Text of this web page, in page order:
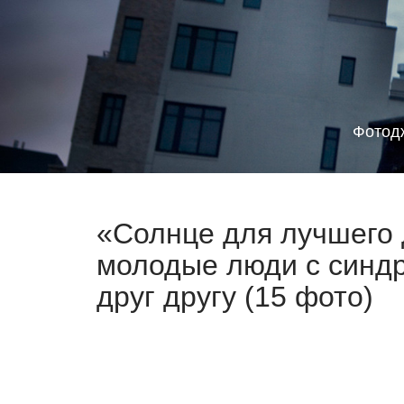
«Солнце для лучшего
молодые люди с
друг другу (15 фото)